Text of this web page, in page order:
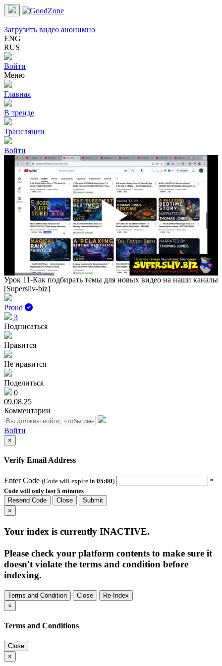
Загрузить видео анонимно
ENG
RUS
Войти
Меню
Главная
В тренде
Трансляции
Войти
Play
Урок 11-Как подбирать темы для новых видео на наши каналы
[Supersliv-biz]
Proud
3
Подписаться
Нравится
Не нравится
Поделиться
0
09.08.25
Комментарии
Войти
×
Verify Email Address
Enter Code (Code will expire in 05:00)
*
Code will only last 5 minutes
Resend Code
Close
Submit
×
Your index is currently INACTIVE.
Please check your platform contents to make sure it
doesn't violate the terms and condition before
indexing.
Terms and Condition Close
Re-Index
×
Terms and Conditions
Close
×